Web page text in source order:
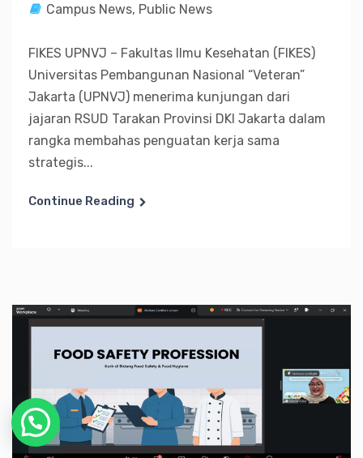
Campus News, Public News
FIKES UPNVJ – Fakultas Ilmu Kesehatan (FIKES)
Universitas Pembangunan Nasional “Veteran”
Jakarta (UPNVJ) menerima kunjungan dari
jajaran RSUD Tarakan Provinsi DKI Jakarta dalam
rangka membahas penguatan kerja sama
strategis...
Continue Reading
Chat with Us!